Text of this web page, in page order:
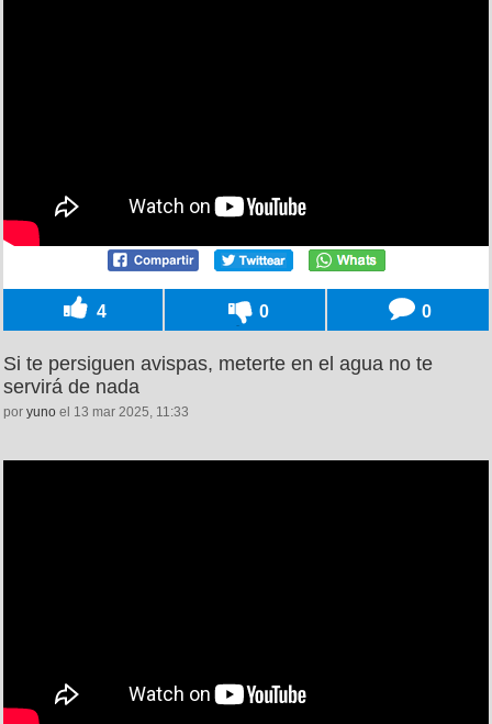
4 0 0
Si te persiguen avispas, meterte en el agua no te
servirá de nada
por yuno el 13 mar 2025, 11:33